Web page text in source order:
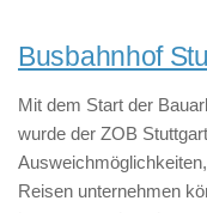
Busbahnhof
Mit dem Start der
wurde der ZOB
Reisen unternehmen